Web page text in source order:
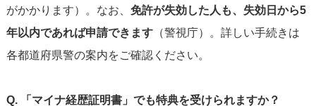
がかかります）。なお、 免許が失効した人も、失効日から5
年以内であれば申請できます（警視庁）。詳しい手続きは
各都道府県警の案内をご確認ください。
Q. 「マイナ経歴証明書」でも特典を受けられますか？